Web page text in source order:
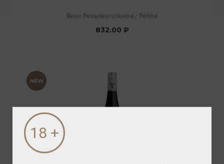
Вино безалкогольное / белое
832.00 ₽